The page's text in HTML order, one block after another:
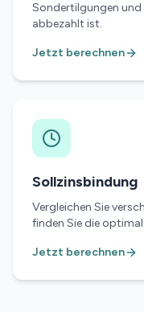
Sondertilgungen und
abbezahlt ist.
Jetzt berechnen
Sollzinsbindung
Vergleichen Sie
finden Sie die
Jetzt berechnen